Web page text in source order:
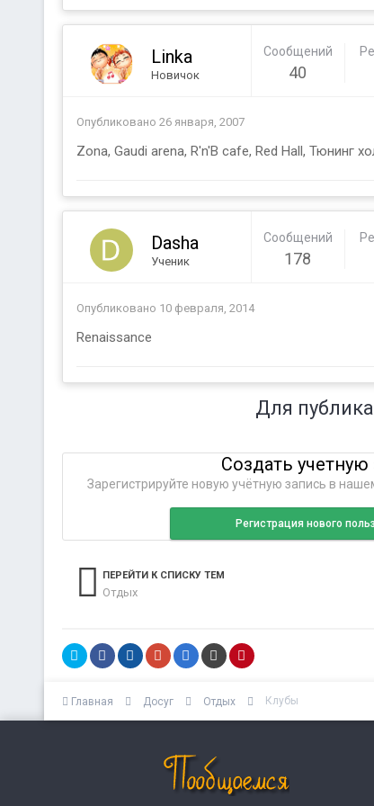
Linka
Новичок
Сообщений
40
Опубликовано 26 января, 2007
Zona, Gaudi arena, R'n'B cafe, Red Hall, Тюнинг
Dasha
Ученик
Сообщений
178
Опубликовано 10 февраля, 2014
Renaissance
Для
Создать учетную
Зарегистрируйте новую учётную запись в
Регистрация нового
ПЕРЕЙТИ К СПИСКУ ТЕМ
Отдых
Главная Досуг Отдых Клубы